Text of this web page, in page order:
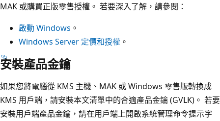
MAK 或購買正版零售授權。 若要深入了解，請參閱：
啟動 Windows 。
Windows Server 定價和授權 。
安裝產品金鑰
如果您將電腦從 KMS 主機、MAK 或 Windows 零售版轉換成
KMS 用戶端，請安裝本文清單中的合適產品金鑰 (GVLK)。 若要
安裝用戶端產品金鑰，請在用戶端上開啟系統管理命令提示字